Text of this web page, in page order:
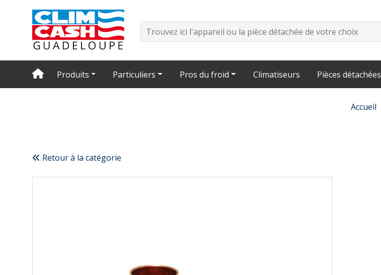
Produits Particuliers Pros du froid Climatiseurs Pièces détachées
Accueil
Retour à la catégorie